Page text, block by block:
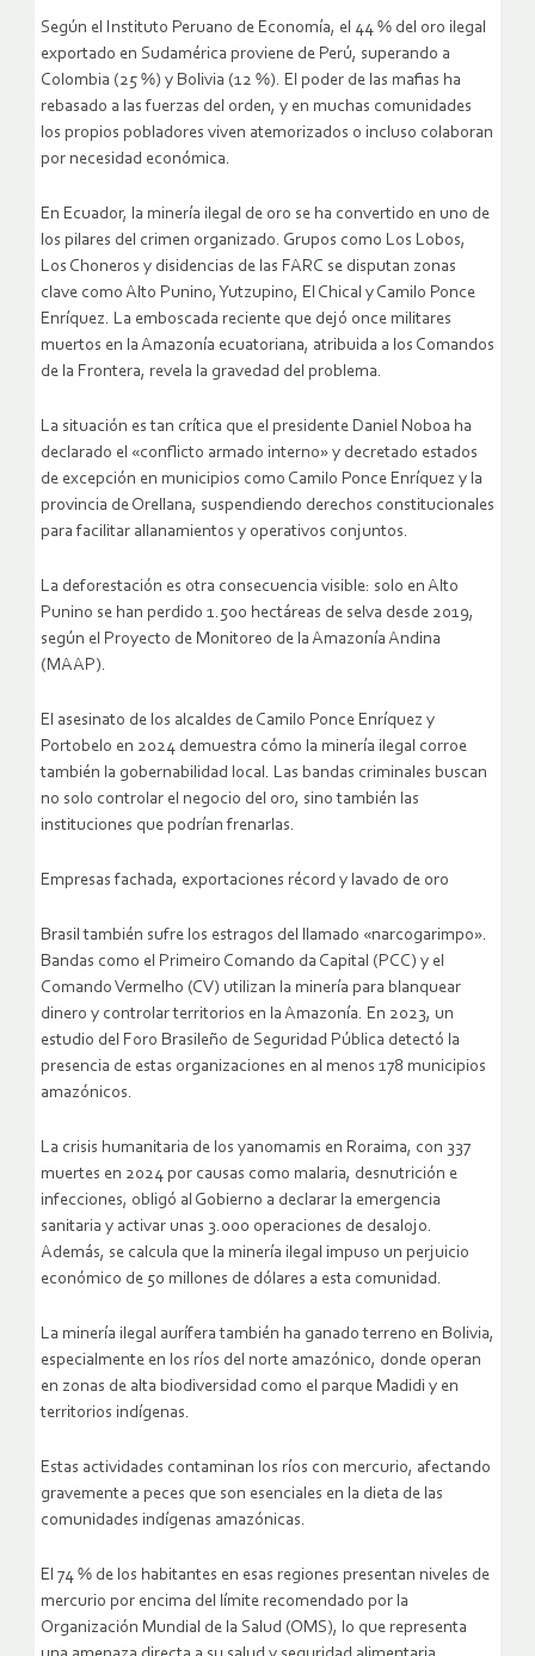
Según el Instituto Peruano de Economía, el 44 % del oro ilegal
exportado en Sudamérica proviene de Perú, superando a
Colombia (25 %) y Bolivia (12 %). El poder de las mafias ha
rebasado a las fuerzas del orden, y en muchas comunidades
los propios pobladores viven atemorizados o incluso colaboran
por necesidad económica.
En Ecuador, la minería ilegal de oro se ha convertido en uno de
los pilares del crimen organizado. Grupos como Los Lobos,
Los Choneros y disidencias de las FARC se disputan zonas
clave como Alto Punino, Yutzupino, El Chical y Camilo Ponce
Enríquez. La emboscada reciente que dejó once militares
muertos en la Amazonía ecuatoriana, atribuida a los Comandos
de la Frontera, revela la gravedad del problema.
La situación es tan crítica que el presidente Daniel Noboa ha
declarado el «conflicto armado interno» y decretado estados
de excepción en municipios como Camilo Ponce Enríquez y la
provincia de Orellana, suspendiendo derechos constitucionales
para facilitar allanamientos y operativos conjuntos.
La deforestación es otra consecuencia visible: solo en Alto
Punino se han perdido 1.500 hectáreas de selva desde 2019,
según el Proyecto de Monitoreo de la Amazonía Andina
(MAAP).
El asesinato de los alcaldes de Camilo Ponce Enríquez y
Portobelo en 2024 demuestra cómo la minería ilegal corroe
también la gobernabilidad local. Las bandas criminales buscan
no solo controlar el negocio del oro, sino también las
instituciones que podrían frenarlas.
Empresas fachada, exportaciones récord y lavado de oro
Brasil también sufre los estragos del llamado «narcogarimpo».
Bandas como el Primeiro Comando da Capital (PCC) y el
Comando Vermelho (CV) utilizan la minería para blanquear
dinero y controlar territorios en la Amazonía. En 2023, un
estudio del Foro Brasileño de Seguridad Pública detectó la
presencia de estas organizaciones en al menos 178 municipios
amazónicos.
La crisis humanitaria de los yanomamis en Roraima, con 337
muertes en 2024 por causas como malaria, desnutrición e
infecciones, obligó al Gobierno a declarar la emergencia
sanitaria y activar unas 3.000 operaciones de desalojo.
Además, se calcula que la minería ilegal impuso un perjuicio
económico de 50 millones de dólares a esta comunidad.
La minería ilegal aurífera también ha ganado terreno en Bolivia,
especialmente en los ríos del norte amazónico, donde operan
en zonas de alta biodiversidad como el parque Madidi y en
territorios indígenas.
Estas actividades contaminan los ríos con mercurio, afectando
gravemente a peces que son esenciales en la dieta de las
comunidades indígenas amazónicas.
El 74 % de los habitantes en esas regiones presentan niveles de
mercurio por encima del límite recomendado por la
Organización Mundial de la Salud (OMS), lo que representa